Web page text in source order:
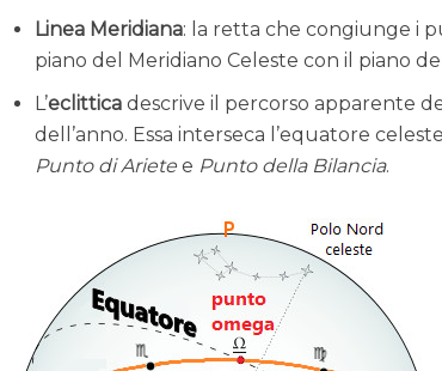
Linea Meridiana: la retta che congiunge i
piano del Meridiano Celeste con il piano
L’eclittica descrive il percorso apparente
dell’anno. Essa interseca l’equatore
Punto di Ariete e Punto della Bilancia.